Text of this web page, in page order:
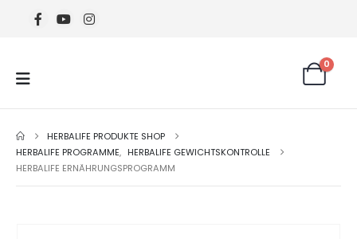
0
HERBALIFE PRODUKTE SHOP
HERBALIFE PROGRAMME, HERBALIFE GEWICHTSKONTROLLE
HERBALIFE ERNÄHRUNGSPROGRAMM